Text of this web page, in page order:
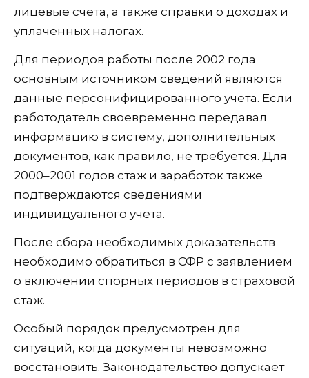
лицевые счета, а также справки о доходах и
уплаченных налогах.
Для периодов работы после 2002 года
основным источником сведений являются
данные персонифицированного учета. Если
работодатель своевременно передавал
информацию в систему, дополнительных
документов, как правило, не требуется. Для
2000–2001 годов стаж и заработок также
подтверждаются сведениями
индивидуального учета.
После сбора необходимых доказательств
необходимо обратиться в СФР с заявлением
о включении спорных периодов в страховой
стаж.
Особый порядок предусмотрен для
ситуаций, когда документы невозможно
восстановить. Законодательство допускает